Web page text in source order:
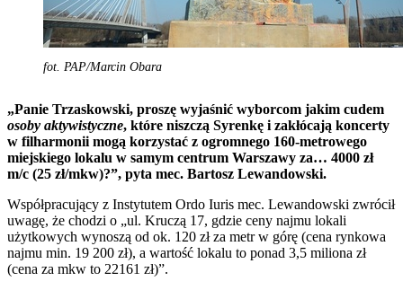
fot. PAP/Marcin Obara
„Panie Trzaskowski, proszę wyjaśnić wyborcom jakim cudem
osoby aktywistyczne, które niszczą Syrenkę i zakłócają koncerty
w filharmonii mogą korzystać z ogromnego 160-metrowego
miejskiego lokalu w samym centrum Warszawy za… 4000 zł
m/c (25 zł/mkw)?”, pyta mec. Bartosz Lewandowski.
Współpracujący z Instytutem Ordo Iuris mec. Lewandowski zwrócił
uwagę, że chodzi o „ul. Kruczą 17, gdzie ceny najmu lokali
użytkowych wynoszą od ok. 120 zł za metr w górę (cena rynkowa
najmu min. 19 200 zł), a wartość lokalu to ponad 3,5 miliona zł
(cena za mkw to 22161 zł)”.